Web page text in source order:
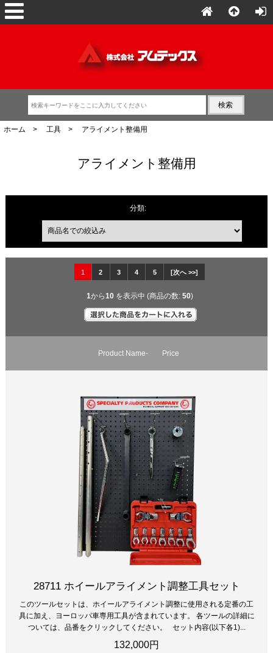
ホーム > 工具> アライメント整備用
アライメント整備用
分類:
商品名での絞込み
1 2 3 4 5 [次へ >>]
1から10を表示中 (商品の数: 50)
Product Name- Price
28711 ホイールアライメント調整工具セット
このツールセットは、ホイールアライメント調整に使用される定番の工
具に加え、ヨーロッパ車専用工具が含まれています。 各ツールの詳細に
ついては、品番をクリックしてください。 セット内容(以下各1)...
132,000円